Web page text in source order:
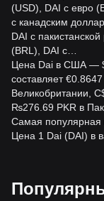
(USD), DAI с евро
с канадским
DAI с
(BRL), DAI с…
Цена Dai в США —
составляет
Великобритании,
₨276.69 PKR в
Самая популярная
Цена 1 Dai (DAI) в